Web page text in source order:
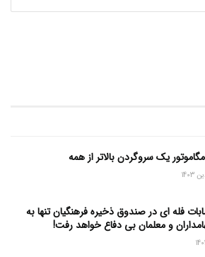
فله ای در صندوق ذخیره فرهنگیان تنها به
و معلمان بی دفاع خواهد رفت!